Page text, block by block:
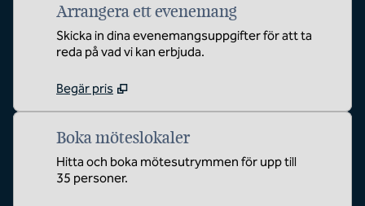
Arrangera ett evenemang
Skicka in dina evenemangsuppgifter för att ta
reda på vad vi kan erbjuda.
Begär pris
Boka möteslokaler
Hitta och boka mötesutrymmen för upp till
35 personer.